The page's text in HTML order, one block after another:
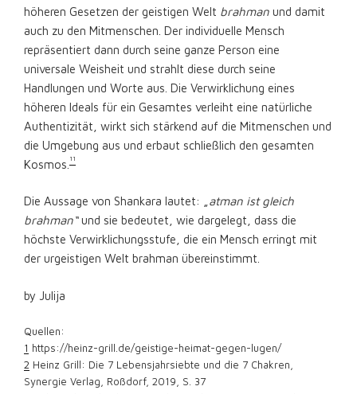
höheren Gesetzen der geistigen Welt brahman und damit
auch zu den Mitmenschen. Der individuelle Mensch
repräsentiert dann durch seine ganze Person eine
universale Weisheit und strahlt diese durch seine
Handlungen und Worte aus. Die Verwirklichung eines
höheren Ideals für ein Gesamtes verleiht eine natürliche
Authentizität, wirkt sich stärkend auf die Mitmenschen und
die Umgebung aus und erbaut schließlich den gesamten
Kosmos. 11
Die Aussage von Shankara lautet: „ atman ist gleich
brahman“und sie bedeutet, wie dargelegt, dass die
höchste Verwirklichungsstufe, die ein Mensch erringt mit
der urgeistigen Welt brahman übereinstimmt.
by Julija
Quellen:
1 https://heinz-grill.de/geistige-heimat-gegen-lugen/
2 Heinz Grill: Die 7 Lebensjahrsiebte und die 7 Chakren,
Synergie Verlag, Roßdorf, 2019, S. 37